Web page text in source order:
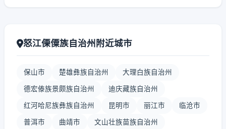
怒江傈僳族自治州附近城市
保山市 楚雄彝族自治州 大理白族自治州
德宏傣族景颇族自治州 迪庆藏族自治州
红河哈尼族彝族自治州 昆明市 丽江市 临沧市
普洱市 曲靖市 文山壮族苗族自治州